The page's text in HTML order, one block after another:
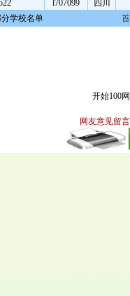
l707099
四川
学校名单
开始100
网友意见留